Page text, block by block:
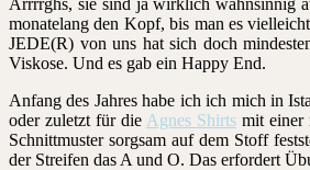
monatelang den Kopf, bis man es
JEDE(R) von uns hat sich doch
Viskose. Und es gab ein Happy End.
Anfang des Jahres habe ich ich mich in
oder zuletzt für die Agnes Shirtsmit einer
Schnittmuster sorgsam auf dem Stoff
der Streifen das A und O. Das erfordert